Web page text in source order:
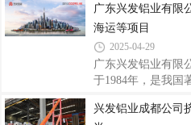
了坚实基础。实地
团在兴发铝业工作
大生产车间进行实
1984年创立以来，
不见经传的铝型材
创新、品质坚守、
具行业标杆意义与
守，筑牢品牌基石
六字核心价值观贯
广东兴发铝业有限
海运等项目
2025-04-29
广东兴发铝业有限
于1984年，是我国
山（3个）、江西
兴发铝业成都公司